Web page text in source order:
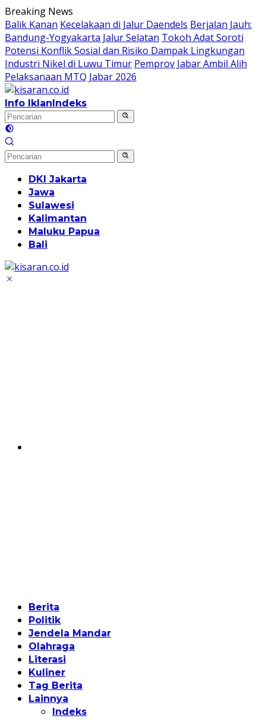
Langsung
ke
konten
Breaking News
Balik Kanan Kecelakaan di Jalur Daendels Berjalan Jauh:
Bandung-Yogyakarta Jalur Selatan Tokoh Adat Soroti
Potensi Konflik Sosial dan Risiko Dampak Lingkungan
Industri Nikel di Luwu Timur Pemprov Jabar Ambil Alih
Pelaksanaan MTQ Jabar 2026
Info IklanIndeks
DKI Jakarta
Jawa
Sulawesi
Kalimantan
Maluku Papua
Bali
Home
Berita
Politik
Jendela Mandar
Olahraga
Literasi
Kuliner
Tag Berita
Lainnya
Indeks